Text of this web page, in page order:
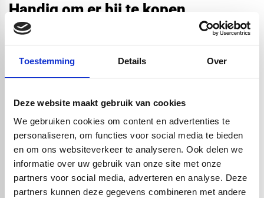
Toestemming Details Over
Deze website maakt gebruik van cookies
We gebruiken cookies om content en advertenties te
personaliseren, om functies voor social media te bieden
en om ons websiteverkeer te analyseren. Ook delen we
informatie over uw gebruik van onze site met onze
partners voor social media, adverteren en analyse. Deze
partners kunnen deze gegevens combineren met andere
Handig om er bij te kopen
Proefstuk Imagebond
- blauw - 3mm
Proefstuk Imagebond
- rood - 3mm